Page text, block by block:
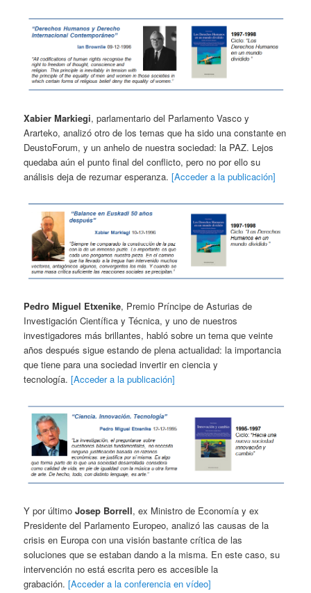
Xabier Markiegi, parlamentario del Parlamento Vasco y
Ararteko, analizó otro de los temas que ha sido una constante en
DeustoForum, y un anhelo de nuestra sociedad: la PAZ. Lejos
quedaba aún el punto final del conflicto, pero no por ello su
análisis deja de rezumar esperanza.[Acceder a la publicación]
Pedro Miguel Etxenike, Premio Príncipe de Asturias de
Investigación Científica y Técnica, y uno de nuestros
investigadores más brillantes, habló sobre un tema que veinte
años después sigue estando de plena actualidad: la importancia
que tiene para una sociedad invertir en ciencia y
tecnología.[Acceder a la publicación]
Y por últimoJosep Borrell, ex Ministro de Economía y ex
Presidente del Parlamento Europeo, analizó las causas de la
crisis en Europa con una visión bastante crítica de las
soluciones que se estaban dando a la misma. En este caso, su
intervención no está escrita pero es accesible la
grabación.[Acceder a la conferencia en vídeo]